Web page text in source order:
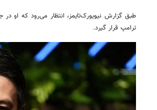
طبق گزارش نیویورک‌تایمز، انتظار می‌رود که او در
ترامپ قرار گیرد.